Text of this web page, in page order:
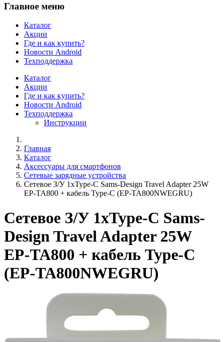
Главное меню
Каталог
Акции
Где и как купить?
Новости Android
Техподдержка
Каталог
Акции
Где и как купить?
Новости Android
Техподдержка
Инструкции
Главная
Каталог
Аксессуары для смартфонов
Сетевые зарядные устройства
Сетевое З/У 1xType-C Sams-Design Travel Adapter 25W
EP-TA800 + кабель Type-C (EP-TA800NWEGRU)
Сетевое З/У 1xType-C Sams-
Design Travel Adapter 25W
EP-TA800 + кабель Type-C
(EP-TA800NWEGRU)